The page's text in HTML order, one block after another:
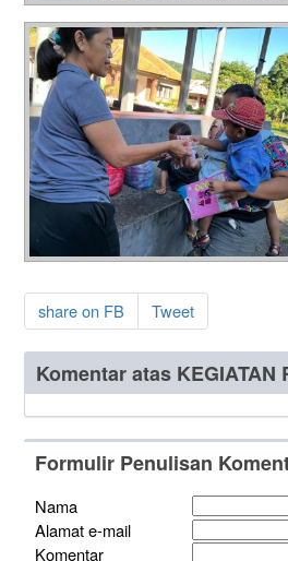
share on FB Tweet
Komentar atas KEGIATAN
Formulir Penulisan
Nama
Alamat e-mail
Komentar